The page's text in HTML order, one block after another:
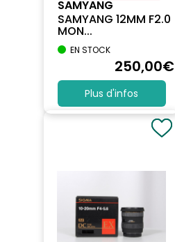
SAMYANG
SAMYANG 12MM F2.0
MON...
EN STOCK
250,00€
Plus d'infos